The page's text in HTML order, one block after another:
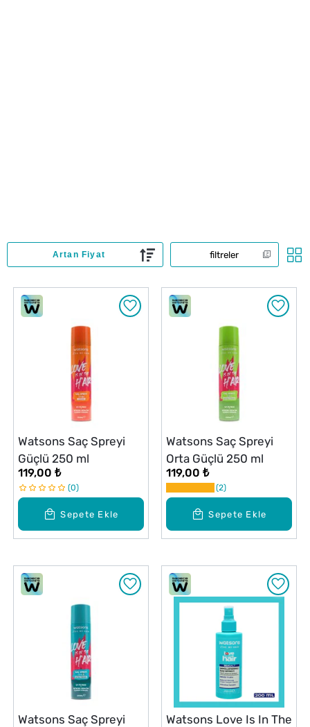
filtreler
Sepete Ekle
Watsons Saç Spreyi
Güçlü 250 ml
119,00 ₺
0
Sepete Ekle
Watsons Saç Spreyi
Orta Güçlü 250 ml
119,00 ₺
2
Watsons Saç Spreyi
Watsons Love Is In The